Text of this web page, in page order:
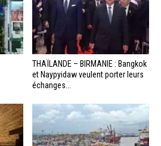
THAÏLANDE – BIRMANIE : Bangkok
et Naypyidaw veulent porter leurs
échanges...